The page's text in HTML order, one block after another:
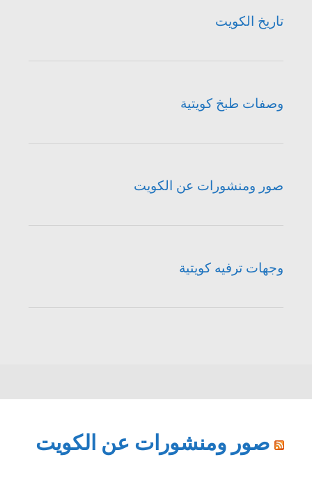
تاريخ الكويت
وصفات طبخ كويتية
صور ومنشورات عن الكويت
وجهات ترفيه كويتية
صور ومنشورات عن الكويت